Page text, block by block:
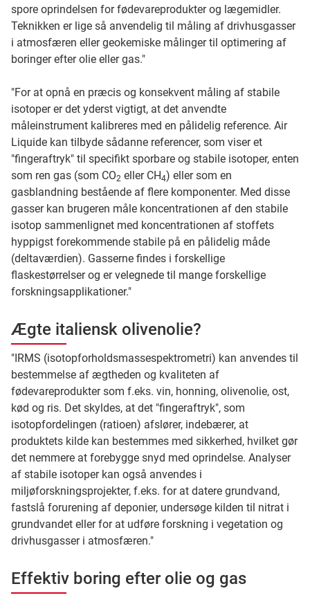
spore oprindelsen for fødevareprodukter og lægemidler.
Teknikken er lige så anvendelig til måling af drivhusgasser
i atmosfæren eller geokemiske målinger til optimering af
boringer efter olie eller gas."
"For at opnå en præcis og konsekvent måling af stabile
isotoper er det yderst vigtigt, at det anvendte
måleinstrument kalibreres med en pålidelig reference. Air
Liquide kan tilbyde sådanne referencer, som viser et
"fingeraftryk" til specifikt sporbare og stabile isotoper, enten
som ren gas (som CO2 eller CH4) eller som en
gasblandning bestående af flere komponenter. Med disse
gasser kan brugeren måle koncentrationen af den stabile
isotop sammenlignet med koncentrationen af stoffets
hyppigst forekommende stabile på en pålidelig måde
(deltaværdien). Gasserne findes i forskellige
flaskestørrelser og er velegnede til mange forskellige
forskningsapplikationer."
Ægte italiensk olivenolie?
"IRMS (isotopforholdsmassespektrometri) kan anvendes til
bestemmelse af ægtheden og kvaliteten af
fødevareprodukter som f.eks. vin, honning, olivenolie, ost,
kød og ris. Det skyldes, at det "fingeraftryk", som
isotopfordelingen (ratioen) afslører, indebærer, at
produktets kilde kan bestemmes med sikkerhed, hvilket gør
det nemmere at forebygge snyd med oprindelse. Analyser
af stabile isotoper kan også anvendes i
miljøforskningsprojekter, f.eks. for at datere grundvand,
fastslå forurening af deponier, undersøge kilden til nitrat i
grundvandet eller for at udføre forskning i vegetation og
drivhusgasser i atmosfæren."
Effektiv boring efter olie og gas